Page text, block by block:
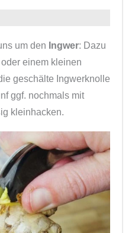
um den Ingwer: Dazu
einem kleinen
geschälte Ingwerknolle
ggf. nochmals mit
kleinhacken.